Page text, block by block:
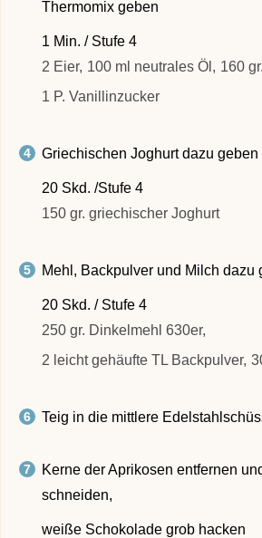
Thermomix geben
1 Min. / Stufe 4
2 Eier, 100 ml neutrales Öl, 160
1 P. Vanillinzucker
Griechischen Joghurt dazu geben
20 Skd. /Stufe 4
150 gr. griechischer Joghurt
Mehl, Backpulver und Milch dazu
20 Skd. / Stufe 4
250 gr. Dinkelmehl 630er,
2 leicht gehäufte TL Backpulver,
Teig in die mittlere
Kerne der Aprikosen entfernen
schneiden,
weiße Schokolade grob hacken